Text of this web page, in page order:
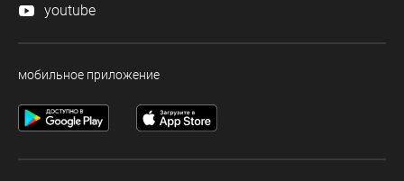
youtube
мобильное приложение